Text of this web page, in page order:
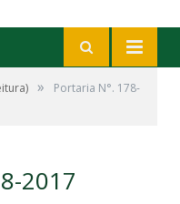
»
Portaria N°. 178-
2017